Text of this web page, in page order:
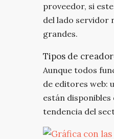
proveedor, si
del lado servidor
grandes.
Tipos de
Aunque todos
de editores web:
están disponibles
tendencia del